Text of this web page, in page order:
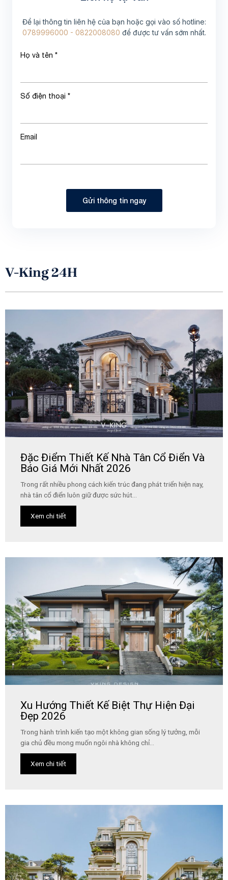
Để lại thông tin liên hệ của bạn hoặc gọi vào số hotline:
0789996000 - 0822008080 để được tư vấn sớm nhất.
Họ và tên *
Số điện thoại *
Email
Gửi thông tin ngay
V-King 24H
Đặc Điểm Thiết Kế Nhà Tân Cổ Điển Và
Báo Giá Mới Nhất 2026
Trong rất nhiều phong cách kiến trúc đang phát triển hiện nay,
nhà tân cổ điển luôn giữ được sức hút...
Xem chi tiết
Xu Hướng Thiết Kế Biệt Thự Hiện Đại
Đẹp 2026
Trong hành trình kiến tạo một không gian sống lý tưởng, mỗi
gia chủ đều mong muốn ngôi nhà không chỉ...
Xem chi tiết